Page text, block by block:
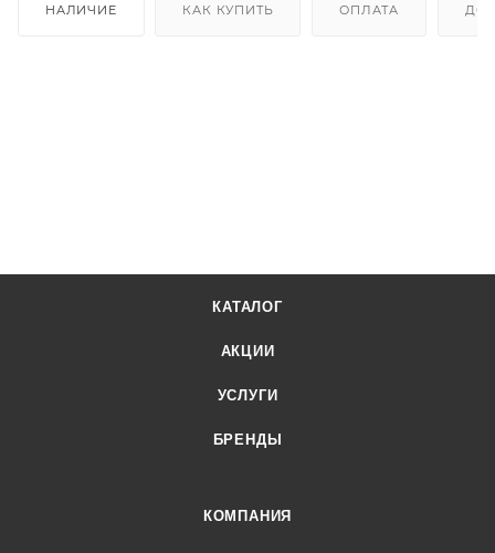
НАЛИЧИЕ КАК КУПИТЬ ОПЛАТА
КАТАЛОГ
АКЦИИ
УСЛУГИ
БРЕНДЫ
КОМПАНИЯ